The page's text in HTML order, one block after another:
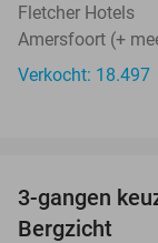
Fletcher Hotels
Amersfoort (+
Verkocht: 18.497
3-gangen
Bergzicht